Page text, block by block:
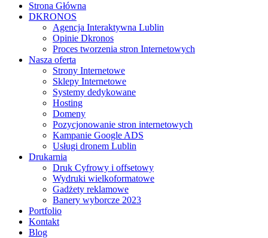
Strona Główna
DKRONOS
️Agencja Interaktywna Lublin
Opinie Dkronos
Proces tworzenia stron Internetowych
Nasza oferta
Strony Internetowe
Sklepy Internetowe
Systemy dedykowane
Hosting
Domeny
Pozycjonowanie stron internetowych
Kampanie Google ADS
Usługi dronem Lublin
Drukarnia
Druk Cyfrowy i offsetowy
Wydruki wielkoformatowe
Gadżety reklamowe
Banery wyborcze 2023
Portfolio
Kontakt
Blog